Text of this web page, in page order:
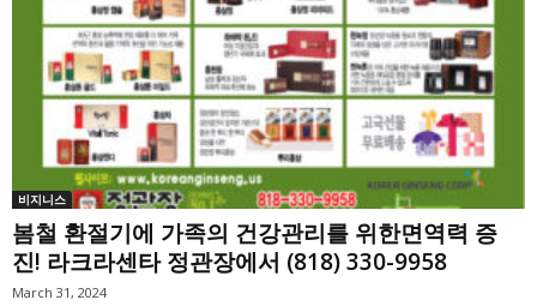
비지니스
봄철 환절기에 가족의 건강관리를 위한면역력 증
진! 라크라센타 정관장에서 (818) 330-9958
March 31, 2024